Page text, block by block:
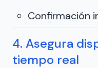
Confirmación
4. Asegura
tiempo real